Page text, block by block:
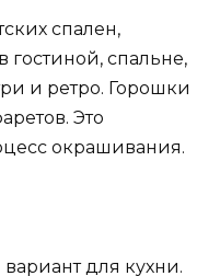
спален,
гостиной, спальне,
и ретро. Горошки
Это
окрашивания.
для кухни.